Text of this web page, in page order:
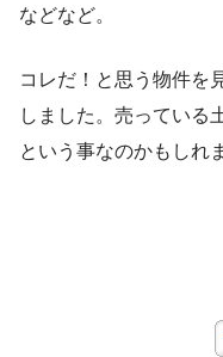
などなど。
コレだ！と思う物件を
しました。売っている
という事なのかもしれ